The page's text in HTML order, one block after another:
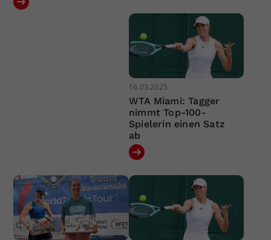
16.03.2025
WTA Miami: Tagger
nimmt Top-100-
Spielerin einen Satz
ab